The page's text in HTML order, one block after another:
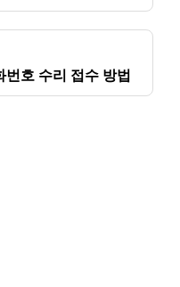
호 수리 접수 방법